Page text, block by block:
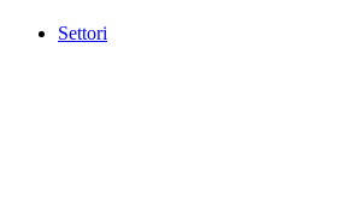
Settori